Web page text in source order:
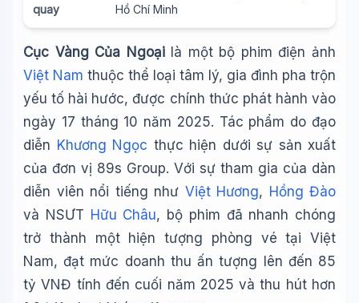
quay
Hồ Chí Minh
Cục Vàng Của Ngoạilà một bộ phim điện ảnh
Việt Nam thuộc thể loại tâm lý, gia đình pha trộn
yếu tố hài hước, được chính thức phát hành vào
ngày 17 tháng 10 năm 2025. Tác phẩm do đạo
diễn Khương Ngọc thực hiện dưới sự sản xuất
của đơn vị 89s Group. Với sự tham gia của dàn
diễn viên nổi tiếng như Việt Hương, Hồng Đào
và NSƯT Hữu Châu, bộ phim đã nhanh chóng
trở thành một hiện tượng phòng vé tại Việt
Nam, đạt mức doanh thu ấn tượng lên đến 85
tỷ VNĐ tính đến cuối năm 2025 và thu hút hơn